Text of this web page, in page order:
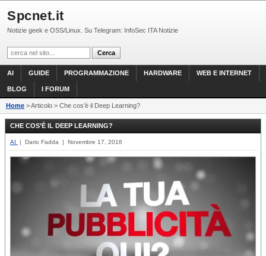
Spcnet.it
Notizie geek e OSS/Linux. Su Telegram: InfoSec ITA Notizie
AI GUIDE PROGRAMMAZIONE HARDWARE WEB E INTERNET
BLOG I FORUM
Home > Articolo > Che cos’è il Deep Learning?
CHE COS’È IL DEEP LEARNING?
AI | Dario Fadda | Novembre 17, 2016